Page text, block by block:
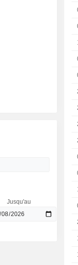
Jusqu'au